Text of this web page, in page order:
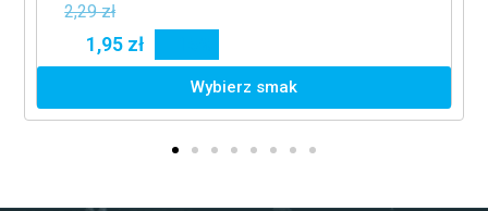
2,29 zł
1,95 zł
Wybierz smak